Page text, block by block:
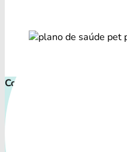
Comece proteger ainda hoje!